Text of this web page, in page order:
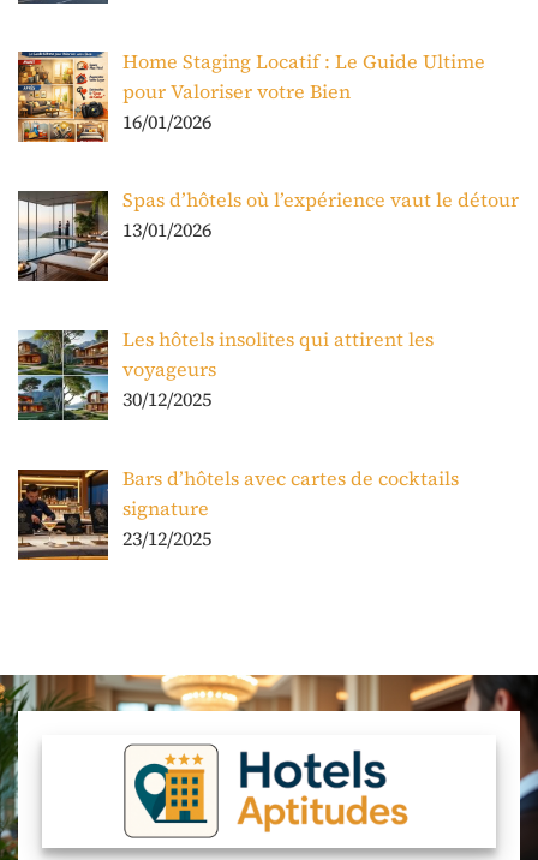
Home Staging Locatif : Le Guide Ultime
pour Valoriser votre Bien
16/01/2026
Spas d’hôtels où l’expérience vaut le détour
13/01/2026
Les hôtels insolites qui attirent les
voyageurs
30/12/2025
Bars d’hôtels avec cartes de cocktails
signature
23/12/2025